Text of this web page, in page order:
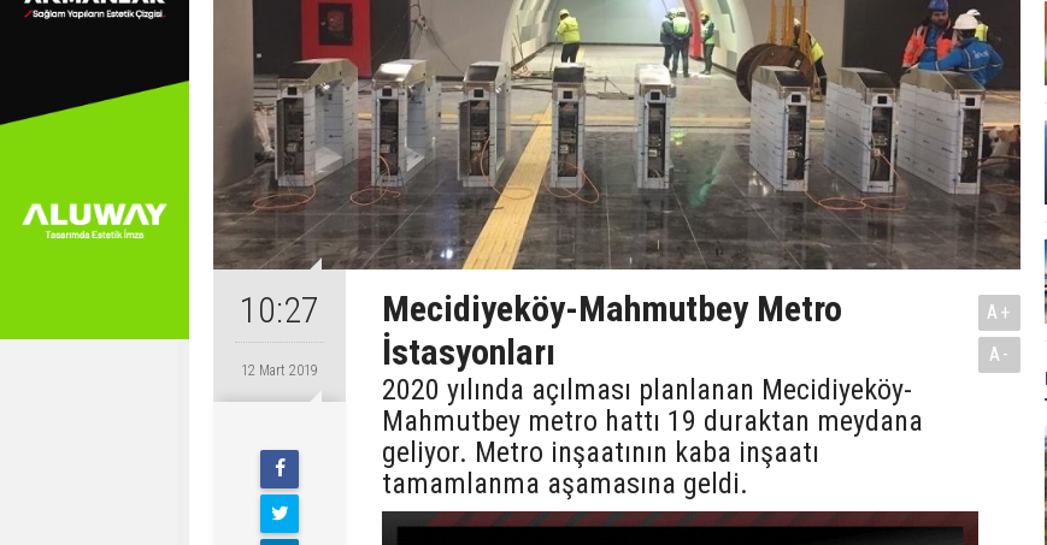
10:27
12 Mart 2019
Mecidiyeköy-Mahmutbey Metro
İstasyonları
2020 yılında açılması planlanan Mecidiyeköy-
Mahmutbey metro hattı 19 duraktan meydana
geliyor. Metro inşaatının kaba inşaatı
tamamlanma aşamasına geldi.
A+
A-